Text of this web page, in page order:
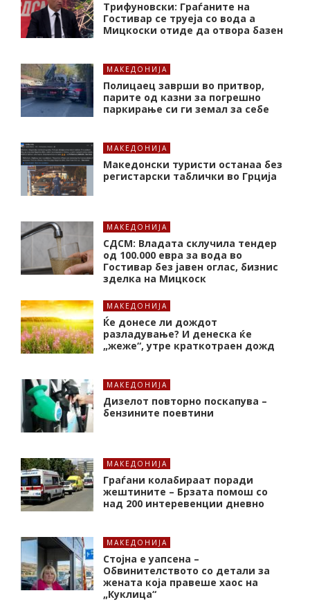
Трифуновски: Граѓаните на
Гостивар се труеја со вода а
Мицкоски отиде да отвора базен
МАКЕДОНИЈА
Полицаец заврши во притвор,
парите од казни за погрешно
паркирање си ги земал за себе
МАКЕДОНИЈА
Македонски туристи останаа без
регистарски таблички во Грција
МАКЕДОНИЈА
СДСМ: Владата склучила тендер
од 100.000 евра за вода во
Гостивар без јавен оглас, бизнис
зделка на Мицкоск
МАКЕДОНИЈА
Ќе донесе ли дождот
разладување? И денеска ќе
„жеже“, утре краткотраен дожд
МАКЕДОНИЈА
Дизелот повторно поскапува –
бензините поевтини
МАКЕДОНИЈА
Граѓани колабираат поради
жештините – Брзата помош со
над 200 интеревенции дневно
МАКЕДОНИЈА
Стојна е уапсена –
Обвинителството со детали за
жената која правеше хаос на
„Куклица“